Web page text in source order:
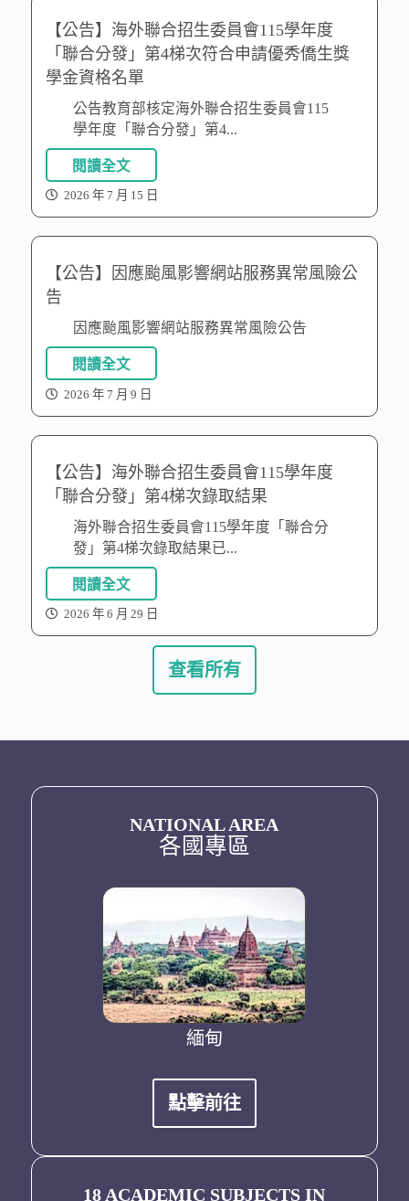
【公告】海外聯合招生委員會115學年度
「聯合分發」第4梯次符合申請優秀僑生獎
學金資格名單
公告教育部核定海外聯合招生委員會115
學年度「聯合分發」第4...
閱讀全文
2026 年 7 月 15 日
【公告】因應颱風影響網站服務異常風險公
告
因應颱風影響網站服務異常風險公告
閱讀全文
2026 年 7 月 9 日
【公告】海外聯合招生委員會115學年度
「聯合分發」第4梯次錄取結果
海外聯合招生委員會115學年度「聯合分
發」第4梯次錄取結果已...
閱讀全文
2026 年 6 月 29 日
查看所有
NATIONAL AREA
各國專區
緬甸
點擊前往
18 ACADEMIC SUBJECTS IN